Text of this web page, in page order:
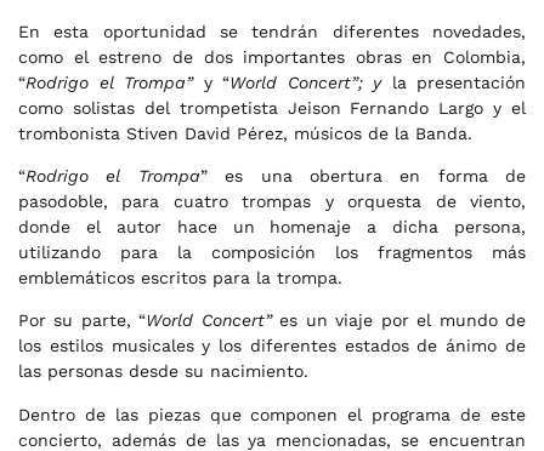
En esta oportunidad se tendrán diferentes novedades,
como el estreno de dos importantes obras en Colombia,
“Rodrigo el Trompa” y “World Concert”; y la presentación
como solistas del trompetista Jeison Fernando Largo y el
trombonista Stiven David Pérez, músicos de la Banda.
“Rodrigo el Trompa” es una obertura en forma de
pasodoble, para cuatro trompas y orquesta de viento,
donde el autor hace un homenaje a dicha persona,
utilizando para la composición los fragmentos más
emblemáticos escritos para la trompa.
Por su parte, “World Concert”es un viaje por el mundo de
los estilos musicales y los diferentes estados de ánimo de
las personas desde su nacimiento.
Dentro de las piezas que componen el programa de este
concierto, además de las ya mencionadas, se encuentran